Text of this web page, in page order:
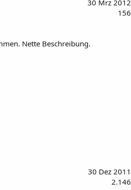
30 Mrz 2012
156
Nette Beschreibung.
30 Dez 2011
2.146